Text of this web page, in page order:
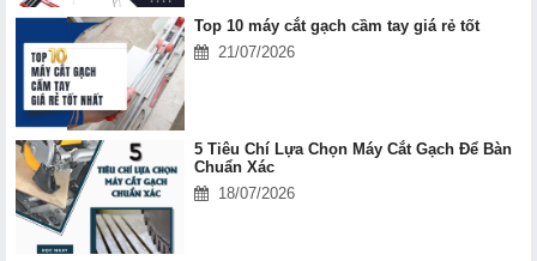
Top 10 máy cắt gạch cầm tay giá rẻ tốt
21/07/2026
5 Tiêu Chí Lựa Chọn Máy Cắt Gạch Để Bàn
Chuẩn Xác
18/07/2026